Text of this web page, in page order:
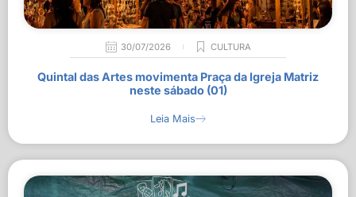
30/07/2026 CULTURA
Quintal das Artes movimenta Praça da Igreja Matriz
neste sábado (01)
Leia Mais